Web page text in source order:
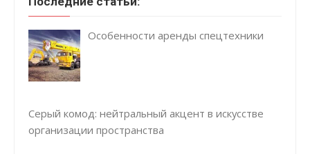
Особенности аренды спецтехники
Серый комод: нейтральный акцент в искусстве
организации пространства